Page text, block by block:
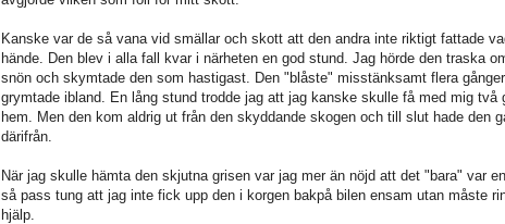
Kanske var de så vana vid smällar och skott att den andra inte riktigt fattade
hände. Den blev i alla fall kvar i närheten en god stund. Jag hörde den traska
snön och skymtade den som hastigast. Den "blåste" misstänksamt flera
grymtade ibland. En lång stund trodde jag att jag kanske skulle få med mig två
hem. Men den kom aldrig ut från den skyddande skogen och till slut hade den
därifrån.
När jag skulle hämta den skjutna grisen var jag mer än nöjd att det "bara" var
så pass tung att jag inte fick upp den i korgen bakpå bilen ensam utan måste
hjälp.